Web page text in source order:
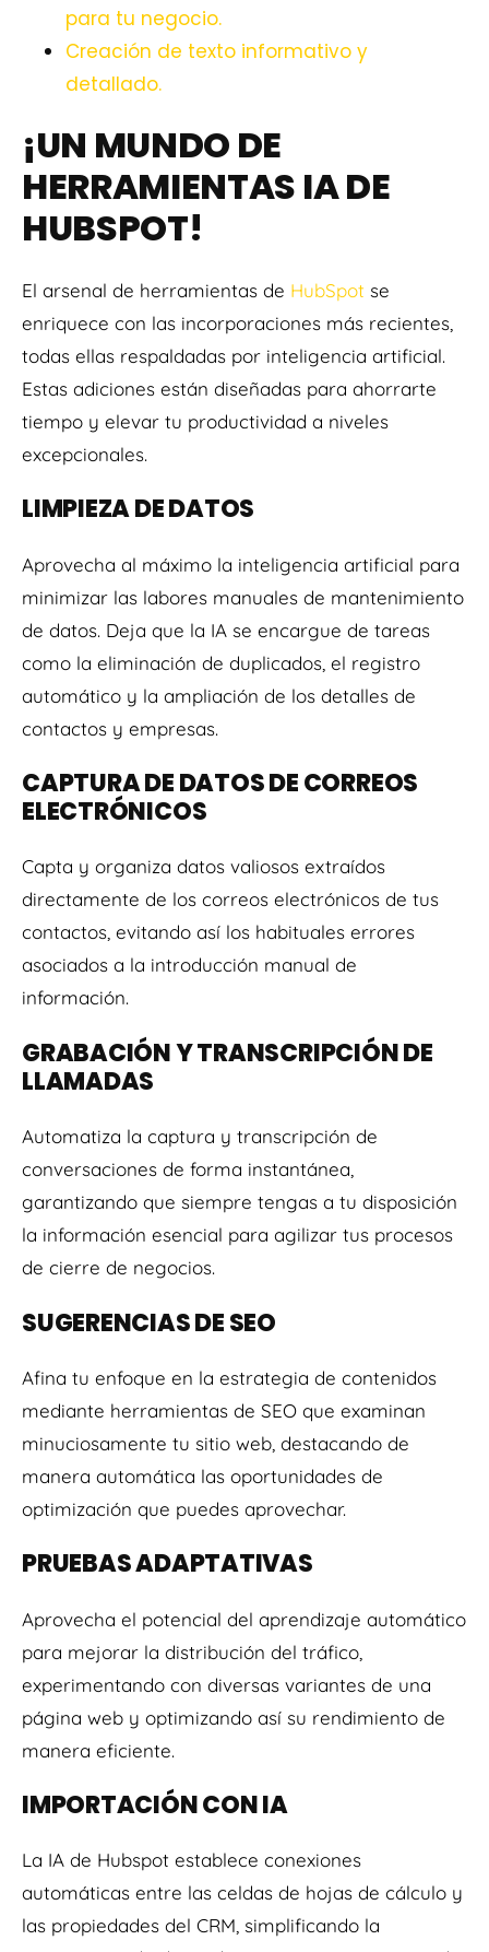
para tu negocio.
Creación de texto informativo y
detallado.
¡UN MUNDO DE
HERRAMIENTAS IA DE
HUBSPOT!
El arsenal de herramientas de HubSpot se
enriquece con las incorporaciones más recientes,
todas ellas respaldadas por inteligencia artificial.
Estas adiciones están diseñadas para ahorrarte
tiempo y elevar tu productividad a niveles
excepcionales.
LIMPIEZA DE DATOS
Aprovecha al máximo la inteligencia artificial para
minimizar las labores manuales de mantenimiento
de datos. Deja que la IA se encargue de tareas
como la eliminación de duplicados, el registro
automático y la ampliación de los detalles de
contactos y empresas.
CAPTURA DE DATOS DE CORREOS
ELECTRÓNICOS
Capta y organiza datos valiosos extraídos
directamente de los correos electrónicos de tus
contactos, evitando así los habituales errores
asociados a la introducción manual de
información.
GRABACIÓN Y TRANSCRIPCIÓN DE
LLAMADAS
Automatiza la captura y transcripción de
conversaciones de forma instantánea,
garantizando que siempre tengas a tu disposición
la información esencial para agilizar tus procesos
de cierre de negocios.
SUGERENCIAS DE SEO
Afina tu enfoque en la estrategia de contenidos
mediante herramientas de SEO que examinan
minuciosamente tu sitio web, destacando de
manera automática las oportunidades de
optimización que puedes aprovechar.
PRUEBAS ADAPTATIVAS
Aprovecha el potencial del aprendizaje automático
para mejorar la distribución del tráfico,
experimentando con diversas variantes de una
página web y optimizando así su rendimiento de
manera eficiente.
IMPORTACIÓN CON IA
La IA de Hubspot establece conexiones
automáticas entre las celdas de hojas de cálculo y
las propiedades del CRM, simplificando la